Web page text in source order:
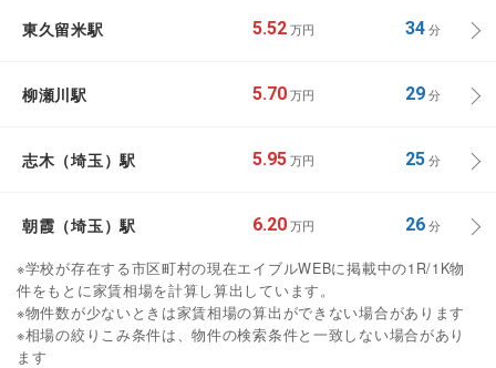
東久留米駅 5.52 万円 34分
柳瀬川駅 5.70 万円 29分
志木（埼玉）駅 5.95 万円 25分
朝霞（埼玉）駅 6.20 万円 26分
※学校が存在する市区町村の現在エイブルWEBに掲載中の1R/1K物
件をもとに家賃相場を計算し算出しています。
※物件数が少ないときは家賃相場の算出ができない場合があります
※相場の絞りこみ条件は、物件の検索条件と一致しない場合があり
ます